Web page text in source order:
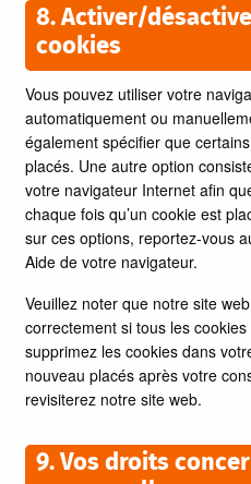
8. Activer/
cookies
Vous pouvez utiliser votre
automatiquement ou
également spécifier que
placés. Une autre option
votre navigateur Internet afin
chaque fois qu’un cookie est
sur ces options, reportez-vous
Aide de votre navigateur.
Veuillez noter que notre site
correctement si tous les
supprimez les cookies dans
nouveau placés après votre
revisiterez notre site web.
9. Vos droits